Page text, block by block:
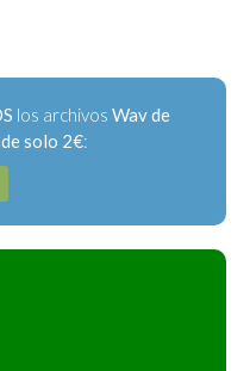
los archivos Wav de
solo 2€: